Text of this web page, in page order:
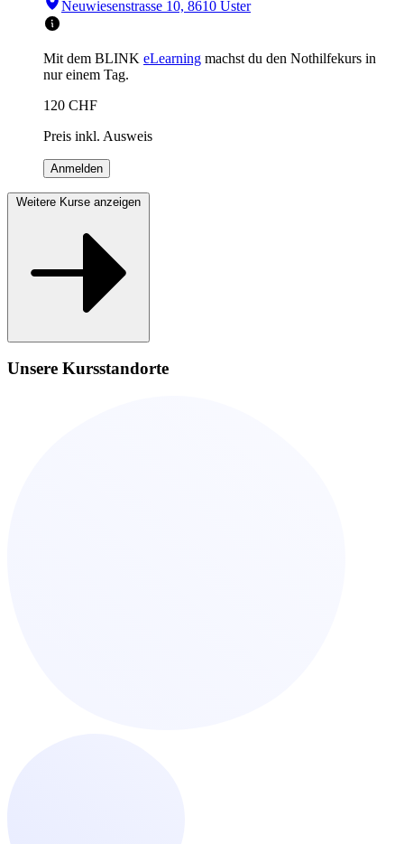
Neuwiesenstrasse 10, 8610 Uster
Mit dem BLINK eLearning machst du den Nothilfekurs in
nur einem Tag.
120 CHF
Preis inkl. Ausweis
Anmelden
Weitere Kurse anzeigen
Unsere Kursstandorte